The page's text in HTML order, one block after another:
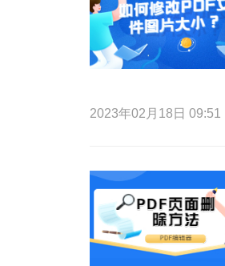
2023年02月18日 09:51